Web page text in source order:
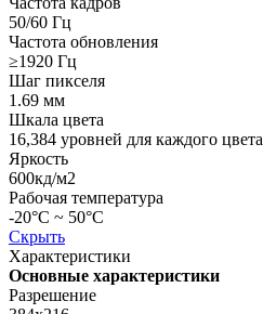
50/60 Гц
Частота обновления
≥1920 Гц
Шаг пикселя
1.69 мм
Шкала цвета
16,384 уровней для каждого цвета
Яркость
600кд/м2
Рабочая температура
-20°C ~ 50°C
Скрыть
Характеристики
Основные характеристики
Разрешение